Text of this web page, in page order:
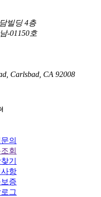
빌딩 4층
-01150호
Carlsbad, CA 92008
의
회
기
항
증
그